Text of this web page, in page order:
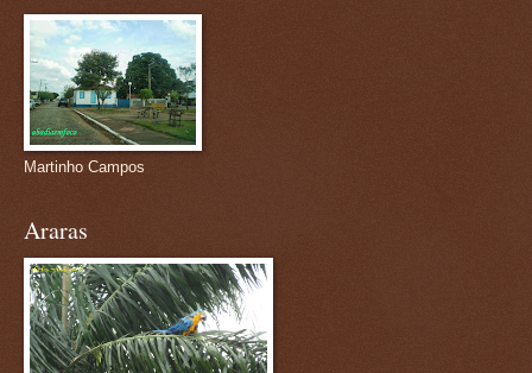
Martinho Campos
Araras